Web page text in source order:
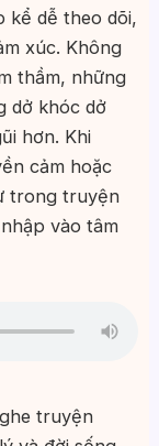
kể dễ theo dõi,
xúc. Không
thầm, những
dở khóc dở
hơn. Khi
cảm hoặc
trong truyện
vào tâm
truyện